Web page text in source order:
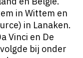
in Wittem en
in Lanaken.
Vinci en De
bij onder